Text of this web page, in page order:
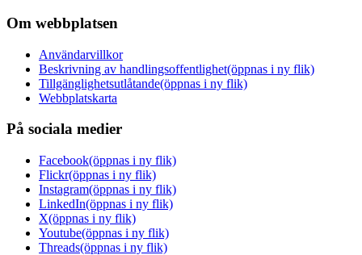
Om webbplatsen
Användarvillkor
Beskrivning av handlingsoffentlighet(öppnas i ny flik)
Tillgänglighetsutlåtande(öppnas i ny flik)
Webbplatskarta
På sociala medier
Facebook(öppnas i ny flik)
Flickr(öppnas i ny flik)
Instagram(öppnas i ny flik)
LinkedIn(öppnas i ny flik)
X(öppnas i ny flik)
Youtube(öppnas i ny flik)
Threads(öppnas i ny flik)